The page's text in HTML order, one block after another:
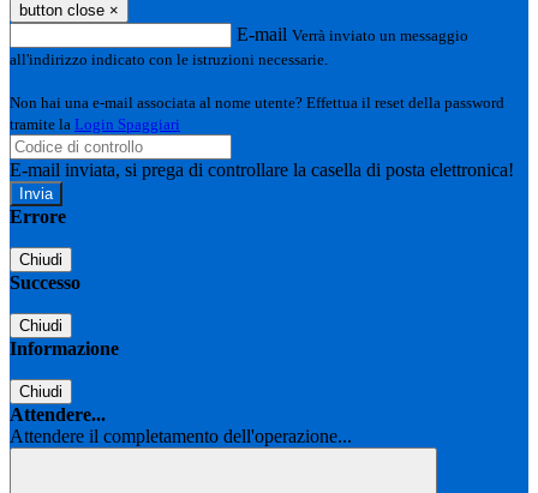
button close ×
E-mail Verrà inviato un messaggio
all'indirizzo indicato con le istruzioni necessarie.
Non hai una e-mail associata al nome utente? Effettua il reset della password
tramite la Login Spaggiari
E-mail inviata, si prega di controllare la casella di posta elettronica!
Errore
Chiudi
Successo
Chiudi
Informazione
Chiudi
Attendere...
Attendere il completamento dell'operazione...